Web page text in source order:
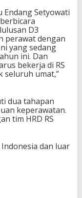
Endang Setyowati
D3
perawat dengan
yang sedang
ini. Dan
bekerja di RS
seluruh umat,”
dua tahapan
keperawatan.
tim HRD RS
dan luar